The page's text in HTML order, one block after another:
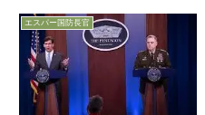
サンタモニカのRAND研究所で講
演し、日本を含む同盟諸国に対し
「防衛費を国内総生産（GDP）
比で少なくとも２％に...
エスパー国防長官